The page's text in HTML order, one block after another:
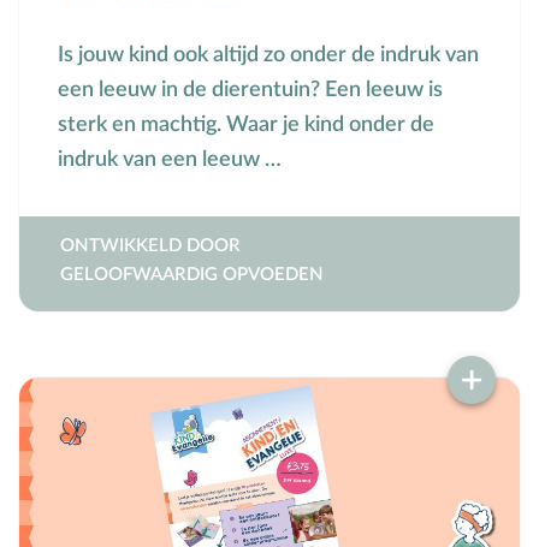
Is jouw kind ook altijd zo onder de indruk van
een leeuw in de dierentuin? Een leeuw is
sterk en machtig. Waar je kind onder de
indruk van een leeuw …
ONTWIKKELD DOOR
GELOOFWAARDIG OPVOEDEN